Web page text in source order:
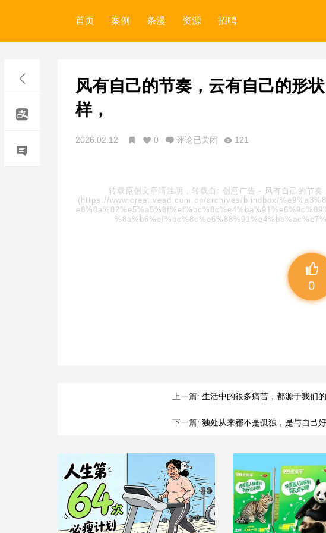
首页 案例 条漫 资源 招聘
风有自己的节奏，云有自己的形
样，
2026.02.12 0 评论已关闭 121
转载原创文章请注明，转载自: 创意广告 - 风有自己的节
(https://www.creativead.com.cn/archives/blindbox/
0
上一篇: 生活中的很多痛苦，都源于我们
下一篇: 独处从来都不是孤独，是与自己